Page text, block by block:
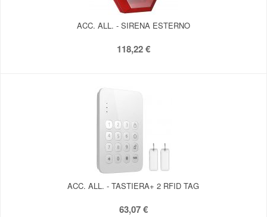
ACC. ALL. - SIRENA ESTERNO
118,22 €
ACC. ALL. - TASTIERA+ 2 RFID TAG
63,07 €